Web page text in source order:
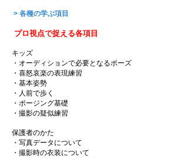
> 各種の学ぶ項目
プロ視点で捉える各項目
キッズ
・オーディションで必要となるポーズ
・喜怒哀楽の表現練習
・基本姿勢
・人前で歩く
・ポージング基礎
・撮影の疑似練習
保護者のかた
・写真データについて
・撮影時の衣装について